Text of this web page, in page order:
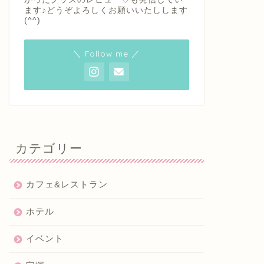
ます♪どうぞよろしくお願いいたしします
(^^)
＼ Follow me ／
カテゴリー
カフェ&レストラン
ホテル
イベント